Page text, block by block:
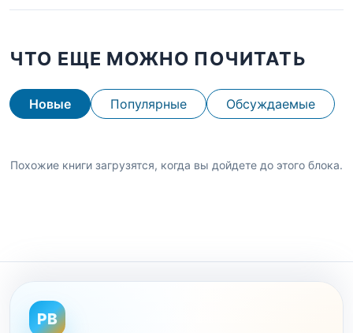
ЧТО ЕЩЕ МОЖНО ПОЧИТАТЬ
Новые Популярные Обсуждаемые
Похожие книги загрузятся, когда вы дойдете до этого блока.
PB